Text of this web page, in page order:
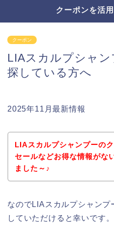
クーポンを活
クーポン
LIAスカルプシャ
探している方へ
2025年11月最新情報
LIAスカルプシャンプーのク
セールなどお得な情報がな
ました～♪
なのでLIAスカルプシャンプ
していただけると幸いです。